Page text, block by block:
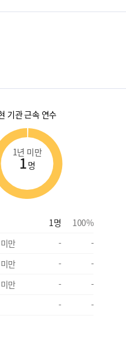
기관 근속 연수
1년 미만
1명
1 명 100%
만
-
-
만
-
-
만
-
-
-
-